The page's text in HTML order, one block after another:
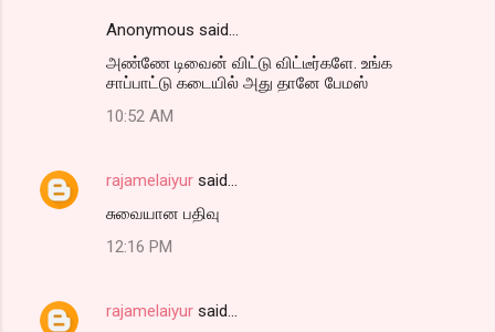
n
Anonymous said…
அண்ணே டிவைன் விட்டு விட்டீர்களே. உங்க
சாப்பாட்டு கடையில் அது தானே பேமஸ்
10:52 AM
rajamelaiyur said…
சுவையான பதிவு
12:16 PM
rajamelaiyur said…